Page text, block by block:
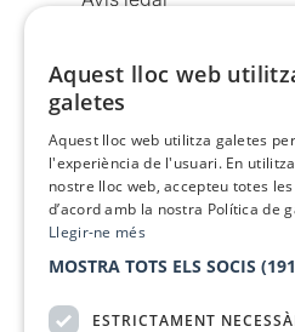
Política de cookies
Condicions d’ús
Comunicacions
Anuncia’t
Vull rebre la
Aquest lloc web
galetes
Aquest lloc web utilitza galetes
l'experiència de l'usuari. En
nostre lloc web, accepteu totes
d’acord amb la nostra Política de
Llegir-ne més
MOSTRA TOTS ELS SOCIS
ESTRICTAMENT